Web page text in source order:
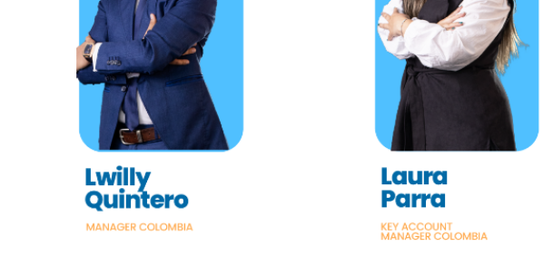
Lwilly Quintero
Correo:
lquintero@jahinsurance.com
Contacto
Laura Parra
Correo:
laurap@jahinsurance.com